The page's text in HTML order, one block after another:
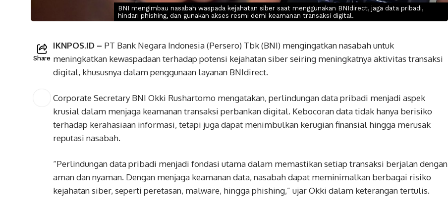
BNI mengimbau nasabah waspada kejahatan siber saat menggunakan BNIdirect, jaga data pribadi,
hindari phishing, dan gunakan akses resmi demi keamanan transaksi digital.
Share
IKNPOS.ID – PT Bank Negara Indonesia (Persero) Tbk (BNI) mengingatkan nasabah untuk
meningkatkan kewaspadaan terhadap potensi kejahatan siber seiring meningkatnya aktivitas transaksi
digital, khususnya dalam penggunaan layanan BNIdirect.
Corporate Secretary BNI Okki Rushartomo mengatakan, perlindungan data pribadi menjadi aspek
krusial dalam menjaga keamanan transaksi perbankan digital. Kebocoran data tidak hanya berisiko
terhadap kerahasiaan informasi, tetapi juga dapat menimbulkan kerugian finansial hingga merusak
reputasi nasabah.
“Perlindungan data pribadi menjadi fondasi utama dalam memastikan setiap transaksi berjalan dengan
aman dan nyaman. Dengan menjaga keamanan data, nasabah dapat meminimalkan berbagai risiko
kejahatan siber, seperti peretasan, malware, hingga phishing,” ujar Okki dalam keterangan tertulis.